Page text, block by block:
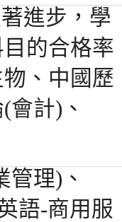
進步，學
的合格率
、中國歷
會計)、
理)、
語-商用服